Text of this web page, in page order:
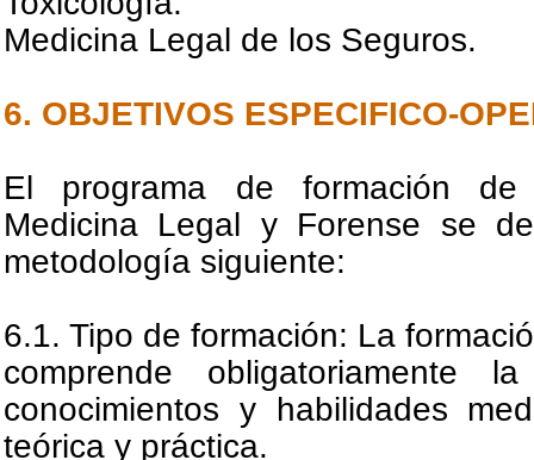
Medicina Legal de los Seguros.
6. OBJETIVOS ESPECIFICO-
El programa de formación de
Medicina Legal y Forense se
metodología siguiente:
6.1. Tipo de formación: La
comprende obligatoriamente
conocimientos y habilidades
teórica y práctica.